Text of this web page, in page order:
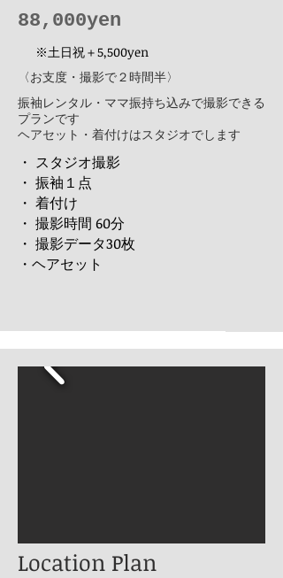
​88,000yen
※土日祝＋5,500yen
​〈お支度・撮影で２時間半〉
振袖レンタル・ママ振持ち込みで撮影できる
プランです
ヘアセット・着付けはスタジオでします
・ スタジオ撮影
・ 振袖１点
・ 着付け
・ 撮影時間 60分
・ 撮影データ30枚
​・ヘアセット
​Location Plan